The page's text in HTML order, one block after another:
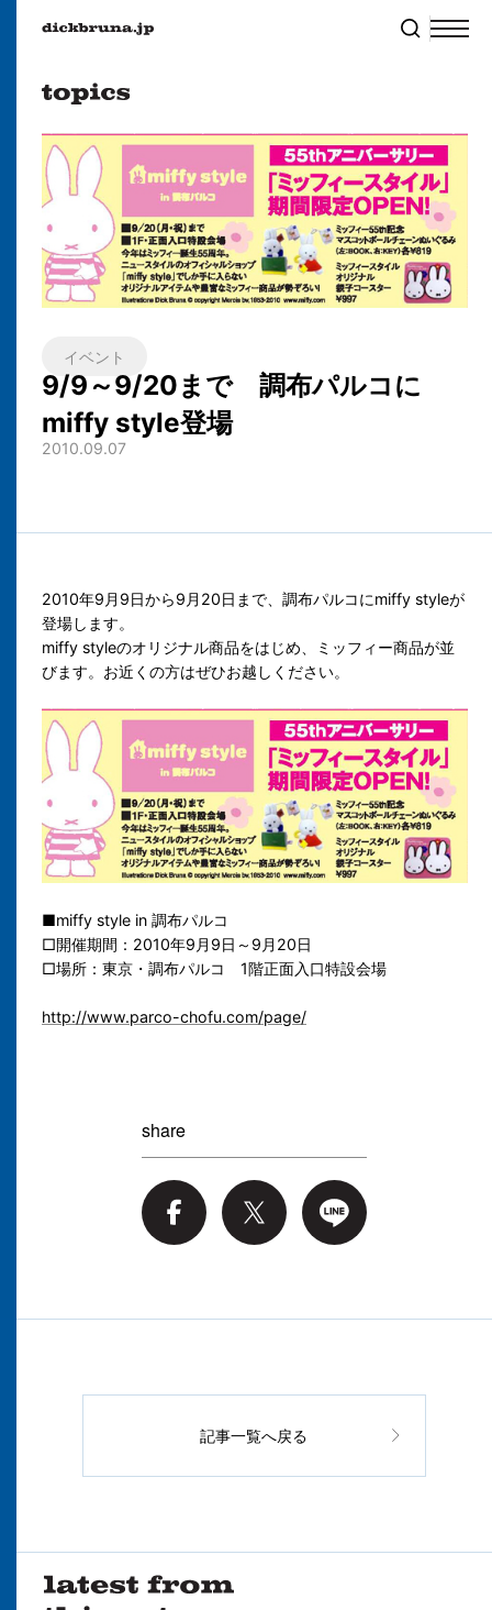
イベント
9/9～9/20まで 調布パルコに
miffy style登場
2010.09.07
2010年9月9日から9月20日まで、調布パルコにmiffy styleが
登場します。
miffy styleのオリジナル商品をはじめ、ミッフィー商品が並
びます。お近くの方はぜひお越しください。
■miffy style in 調布パルコ
□開催期間：2010年9月9日～9月20日
□場所：東京・調布パルコ 1階正面入口特設会場
http://www.parco-chofu.com/page/
share
記事一覧へ戻る